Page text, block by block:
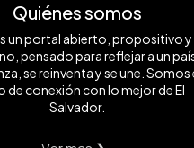
Quiénes somos
un portal abierto, propositivo y
pensado para reflejar a un
se reinventa y se une. Somos
de conexión con lo mejor de El
Salvador.